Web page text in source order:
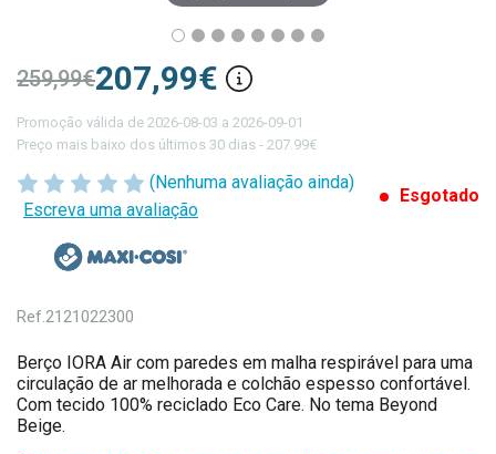
(Nenhuma avaliação ainda)
Escreva uma avaliação
Esgotado
207,99€
259,99€
Promoção válida de 2026-08-03 a 2026-09-01
Preço mais baixo dos últimos 30 dias - 207.99€
Ref.2121022300
Berço IORA Air com paredes em malha respirável para uma
circulação de ar melhorada e colchão espesso confortável.
Com tecido 100% reciclado Eco Care. No tema Beyond
Beige.